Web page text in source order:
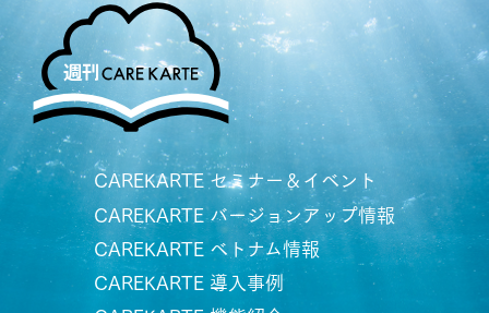
CAREKARTE セミナー＆イベント
CAREKARTE バージョンアップ情報
CAREKARTE ベトナム情報
CAREKARTE 導入事例